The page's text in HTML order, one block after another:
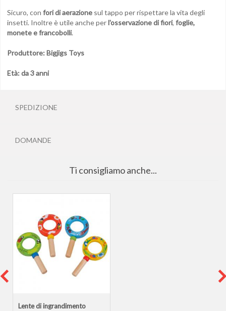
Sicuro, confori di aerazione sul tappo per rispettare la vita degli
insetti. Inoltre è utile anche perl'osservazione di fiori,foglie,
monete e francobolli.
Produttore: Bigjigs Toys
Età: da 3 anni
SPEDIZIONE
DOMANDE
Ti consigliamo anche...
Lente di ingrandimento